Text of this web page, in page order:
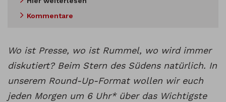
Kommentare
Wo ist Presse, wo ist Rummel, wo wird immer
diskutiert? Beim Stern des Südens natürlich. In
unserem Round-Up-Format wollen wir euch
jeden Morgen um 6 Uhr* über das Wichtigste